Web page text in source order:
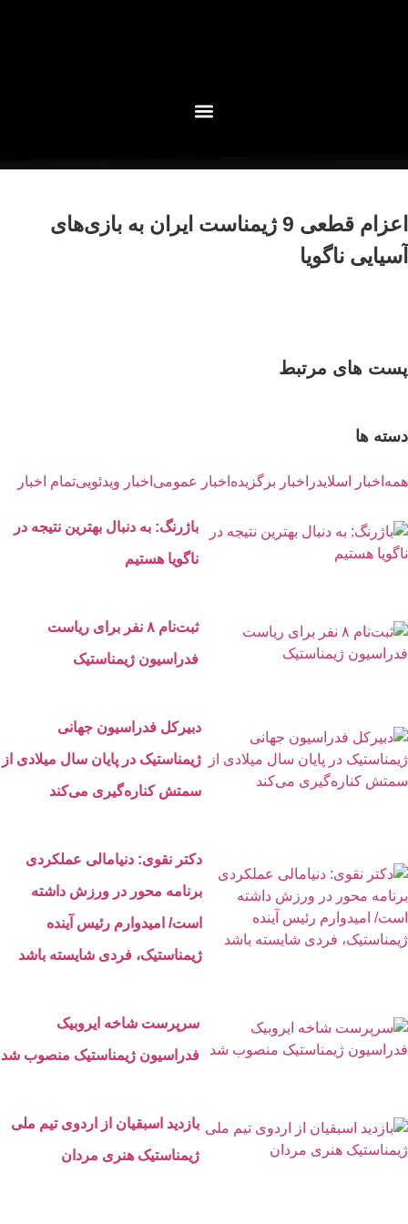
اعزام قطعی 9 ژیمناست ایران به بازی‌های
آسیایی ناگویا
پست های مرتبط
دسته ها
همه اخبار اسلایدر اخبار برگزیده اخبار عمومی اخبار ویدئوییتمام اخبار
باژرنگ: به دنبال بهترین نتیجه در
ناگویا هستیم
ثبت‌نام ۸ نفر برای ریاست
فدراسیون ژیمناستیک
دبیرکل فدراسیون جهانی
ژیمناستیک در پایان سال میلادی از
سمتش کناره‌گیری می‌کند
دکتر نقوی: دنیامالی عملکردی
برنامه محور در ورزش داشته
است/ امیدوارم رئیس آینده
ژیمناستیک، فردی شایسته باشد
سرپرست شاخه ایروبیک
فدراسیون ژیمناستیک منصوب شد
بازدید اسبقیان از اردوی تیم ملی
ژیمناستیک هنری مردان